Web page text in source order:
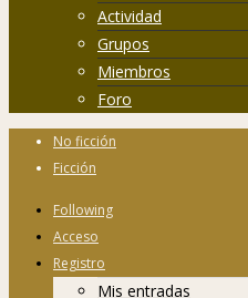
Actividad
Grupos
Miembros
Foro
No ficción
Ficción
Following
Acceso
Registro
Mis entradas